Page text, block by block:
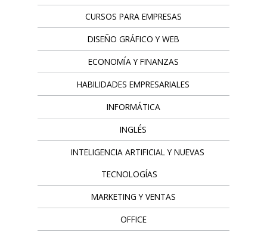
CURSOS PARA EMPRESAS
DISEÑO GRÁFICO Y WEB
ECONOMÍA Y FINANZAS
HABILIDADES EMPRESARIALES
INFORMÁTICA
INGLÉS
INTELIGENCIA ARTIFICIAL Y NUEVAS
TECNOLOGÍAS
MARKETING Y VENTAS
OFFICE